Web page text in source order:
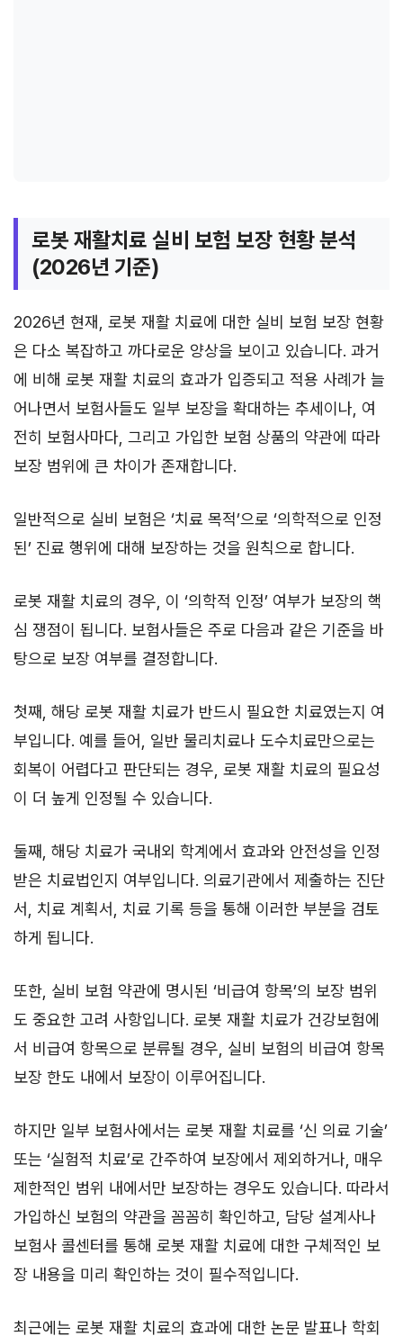
로봇 재활치료 실비 보험 보장 현황 분석
(2026년 기준)
2026년 현재, 로봇 재활 치료에 대한 실비 보험 보장 현황
은 다소 복잡하고 까다로운 양상을 보이고 있습니다. 과거
에 비해 로봇 재활 치료의 효과가 입증되고 적용 사례가 늘
어나면서 보험사들도 일부 보장을 확대하는 추세이나, 여
전히 보험사마다, 그리고 가입한 보험 상품의 약관에 따라
보장 범위에 큰 차이가 존재합니다.
일반적으로 실비 보험은 ‘치료 목적’으로 ‘의학적으로 인정
된’ 진료 행위에 대해 보장하는 것을 원칙으로 합니다.
로봇 재활 치료의 경우, 이 ‘의학적 인정’ 여부가 보장의 핵
심 쟁점이 됩니다. 보험사들은 주로 다음과 같은 기준을 바
탕으로 보장 여부를 결정합니다.
첫째, 해당 로봇 재활 치료가 반드시 필요한 치료였는지 여
부입니다. 예를 들어, 일반 물리치료나 도수치료만으로는
회복이 어렵다고 판단되는 경우, 로봇 재활 치료의 필요성
이 더 높게 인정될 수 있습니다.
둘째, 해당 치료가 국내외 학계에서 효과와 안전성을 인정
받은 치료법인지 여부입니다. 의료기관에서 제출하는 진단
서, 치료 계획서, 치료 기록 등을 통해 이러한 부분을 검토
하게 됩니다.
또한, 실비 보험 약관에 명시된 ‘비급여 항목’의 보장 범위
도 중요한 고려 사항입니다. 로봇 재활 치료가 건강보험에
서 비급여 항목으로 분류될 경우, 실비 보험의 비급여 항목
보장 한도 내에서 보장이 이루어집니다.
하지만 일부 보험사에서는 로봇 재활 치료를 ‘신 의료 기술’
또는 ‘실험적 치료’로 간주하여 보장에서 제외하거나, 매우
제한적인 범위 내에서만 보장하는 경우도 있습니다. 따라서
가입하신 보험의 약관을 꼼꼼히 확인하고, 담당 설계사나
보험사 콜센터를 통해 로봇 재활 치료에 대한 구체적인 보
장 내용을 미리 확인하는 것이 필수적입니다.
최근에는 로봇 재활 치료의 효과에 대한 논문 발표나 학회